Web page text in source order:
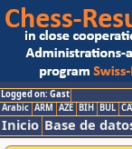
Logged on: Gast
Arabic ARM AZE BIH BUL
Inicio Base de